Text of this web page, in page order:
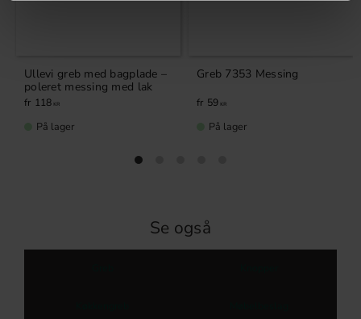
Ullevi greb med bagplade –
poleret messing med lak
118KR
På lager
Greb 7353 Messing
59KR
På lager
Se også